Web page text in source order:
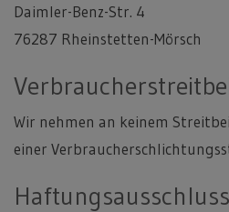
Daimler-Benz-Str. 4
76287 Rheinstetten-Mörsch
Wir nehmen an keinem
einer
Haftungsausschluss